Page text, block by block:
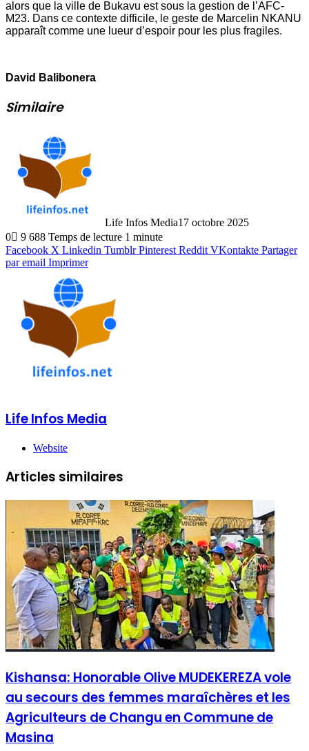
alors que la ville de Bukavu est sous la gestion de l’AFC-
M23. Dans ce contexte difficile, le geste de Marcelin NKANU
apparaît comme une lueur d’espoir pour les plus fragiles.
David Balibonera
Similaire
Life Infos Media17 octobre 2025
0
9 688 Temps de lecture 1 minute
Facebook X Linkedin Tumblr Pinterest Reddit VKontakte Partager
par email Imprimer
Life Infos Media
Website
Articles similaires
Kishansa: Honorable Olive MUDEKEREZA vole
au secours des femmes maraîchères et les
Agriculteurs de Changu en Commune de
Masina